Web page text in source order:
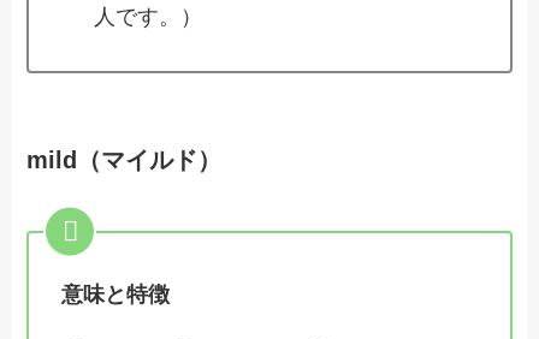
人です。）
mild（マイルド）
意味と特徴